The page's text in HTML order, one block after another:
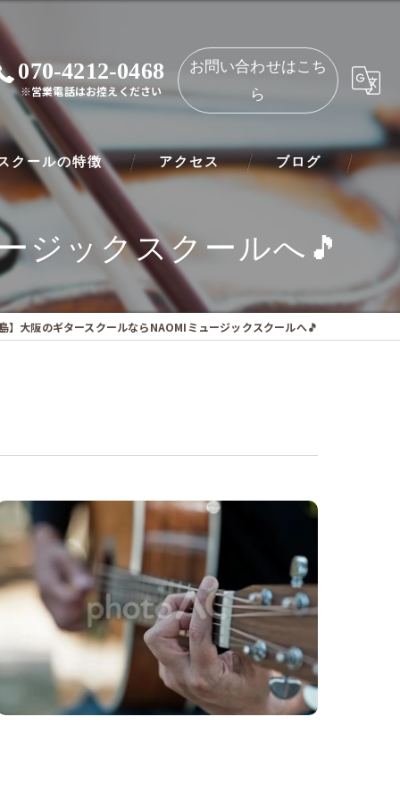
070-4212-0468
※営業電話はお控えください
お問い合わせはこち
ら
クールの特徴
ト
ネット
アクセス
NAOMIミュージックスクール 都島教室
NAOMIミュージックスクール 守口教室
ブログ
ジックスクールへ🎵
島】大阪のギタースクールならNAOMIミュージックスクールへ🎵